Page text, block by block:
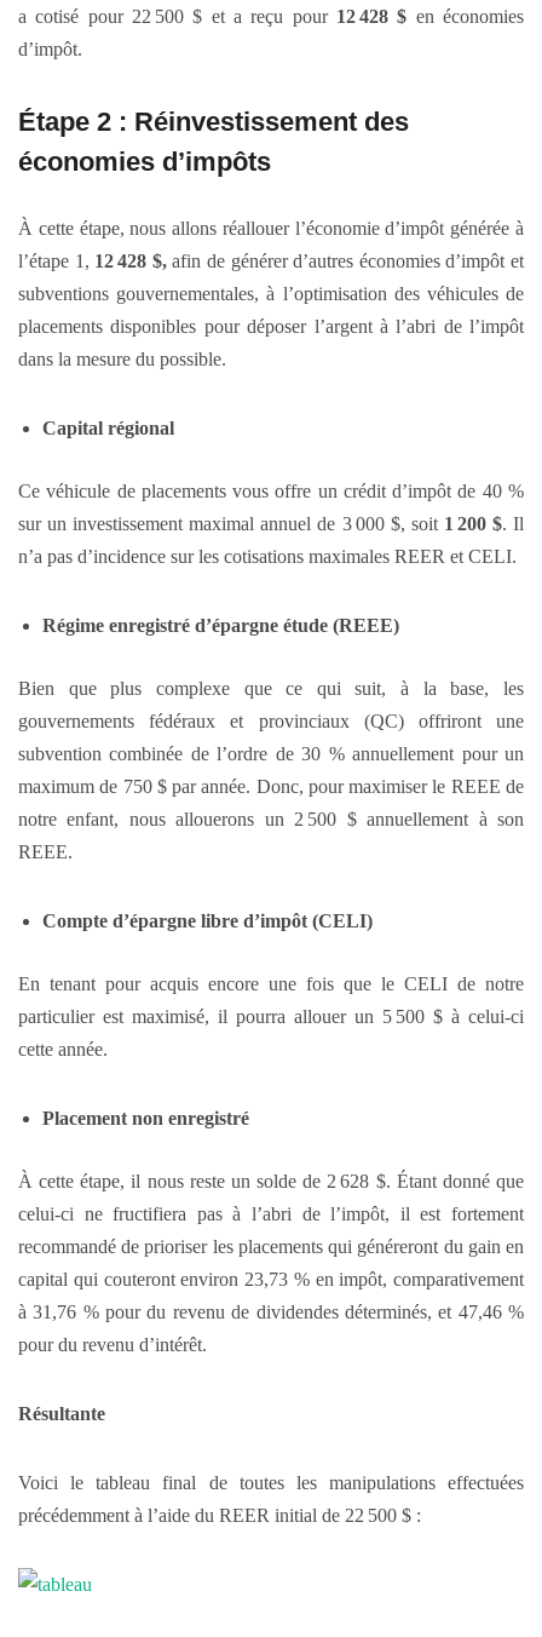
a cotisé pour 22 500 $ et a reçu pour 12428 $ en économies
d’impôt.
Étape 2 : Réinvestissement des
économies d’impôts
À cette étape, nous allons réallouer l’économie d’impôt générée à
l’étape 1, 12428 $,afin de générer d’autres économies d’impôt et
subventions gouvernementales, à l’optimisation des véhicules de
placements disponibles pour déposer l’argent à l’abri de l’impôt
dans la mesure du possible.
Capital régional
Ce véhicule de placements vous offre un crédit d’impôt de 40 %
sur un investissement maximal annuel de 3 000 $, soit 1 200 $. Il
n’a pas d’incidence sur les cotisations maximales REER et CELI.
Régime enregistré d’épargne étude (REEE)
Bien que plus complexe que ce qui suit, à la base, les
gouvernements fédéraux et provinciaux (QC) offriront une
subvention combinée de l’ordre de 30 % annuellement pour un
maximum de 750 $ par année. Donc, pour maximiser le REEE de
notre enfant, nous allouerons un 2 500 $ annuellement à son
REEE.
Compte d’épargne libre d’impôt (CELI)
En tenant pour acquis encore une fois que le CELI de notre
particulier est maximisé, il pourra allouer un 5 500 $ à celui-ci
cette année.
Placement non enregistré
À cette étape, il nous reste un solde de 2 628 $. Étant donné que
celui-ci ne fructifiera pas à l’abri de l’impôt, il est fortement
recommandé de prioriser les placements qui généreront du gain en
capital qui couteront environ 23,73 % en impôt, comparativement
à 31,76 % pour du revenu de dividendes déterminés, et 47,46 %
pour du revenu d’intérêt.
Résultante
Voici le tableau final de toutes les manipulations effectuées
précédemment à l’aide du REER initial de 22 500 $ :